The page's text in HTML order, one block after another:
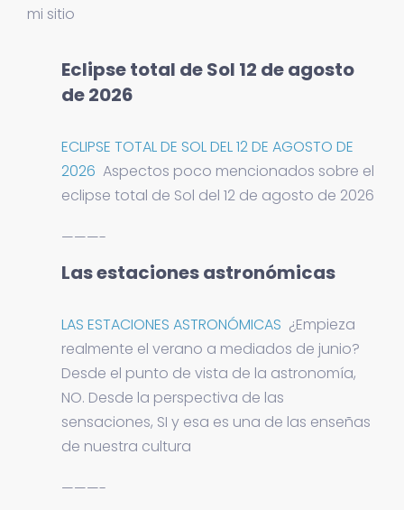
mi sitio
Eclipse total de Sol 12 de agosto
de 2026
ECLIPSE TOTAL DE SOL DEL 12 DE AGOSTO DE
2026 Aspectos poco mencionados sobre el
eclipse total de Sol del 12 de agosto de 2026
———-
Las estaciones astronómicas
LAS ESTACIONES ASTRONÓMICAS ¿Empieza
realmente el verano a mediados de junio?
Desde el punto de vista de la astronomía,
NO. Desde la perspectiva de las
sensaciones, SI y esa es una de las enseñas
de nuestra cultura
———-